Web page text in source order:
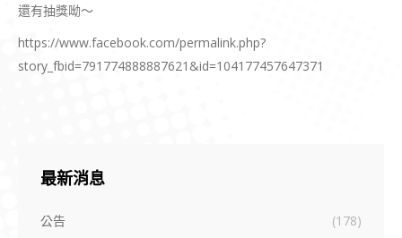
還有抽獎呦～
https://www.facebook.com/permalink.php?
story_fbid=791774888887621&id=104177457647371
最新消息
公告
(178)